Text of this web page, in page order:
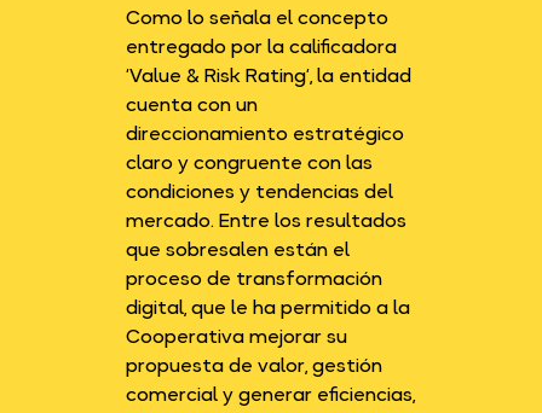
Como lo señala el concepto
entregado por la calificadora
‘Value & Risk Rating’, la entidad
cuenta con un
direccionamiento estratégico
claro y congruente con las
condiciones y tendencias del
mercado. Entre los resultados
que sobresalen están el
proceso de transformación
digital, que le ha permitido a la
Cooperativa mejorar su
propuesta de valor, gestión
comercial y generar eficiencias,